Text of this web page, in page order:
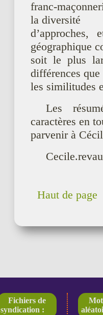
franc-
la diversité
géographique
soit le plus
différences que
les similitudes
Les
caractères en
parvenir à
Haut de page
Fichiers de
syndication :